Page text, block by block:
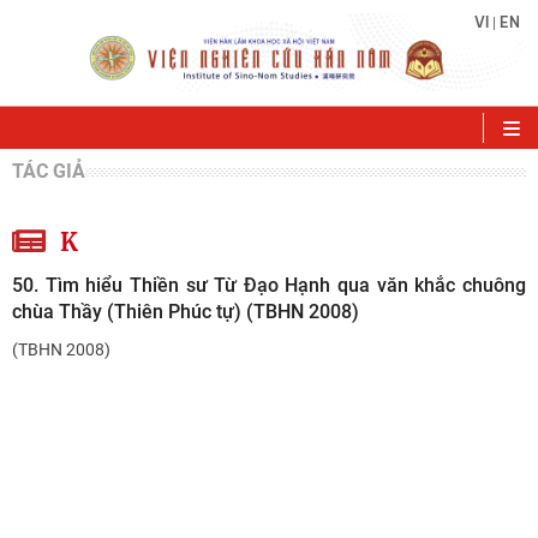
VI EN
TÁC GIẢ
K
50. Tìm hiểu Thiền sư Từ Đạo Hạnh qua văn khắc chuông
chùa Thầy (Thiên Phúc tự) (TBHN 2008)
(TBHN 2008)